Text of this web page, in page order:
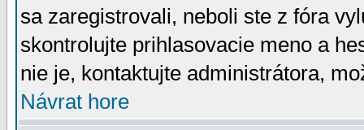
sa zaregistrovali, neboli ste z fóra
skontrolujte prihlasovacie meno a
nie je, kontaktujte administrátora,
Návrat hore